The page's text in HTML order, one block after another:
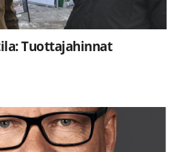
Tuottajahinnat